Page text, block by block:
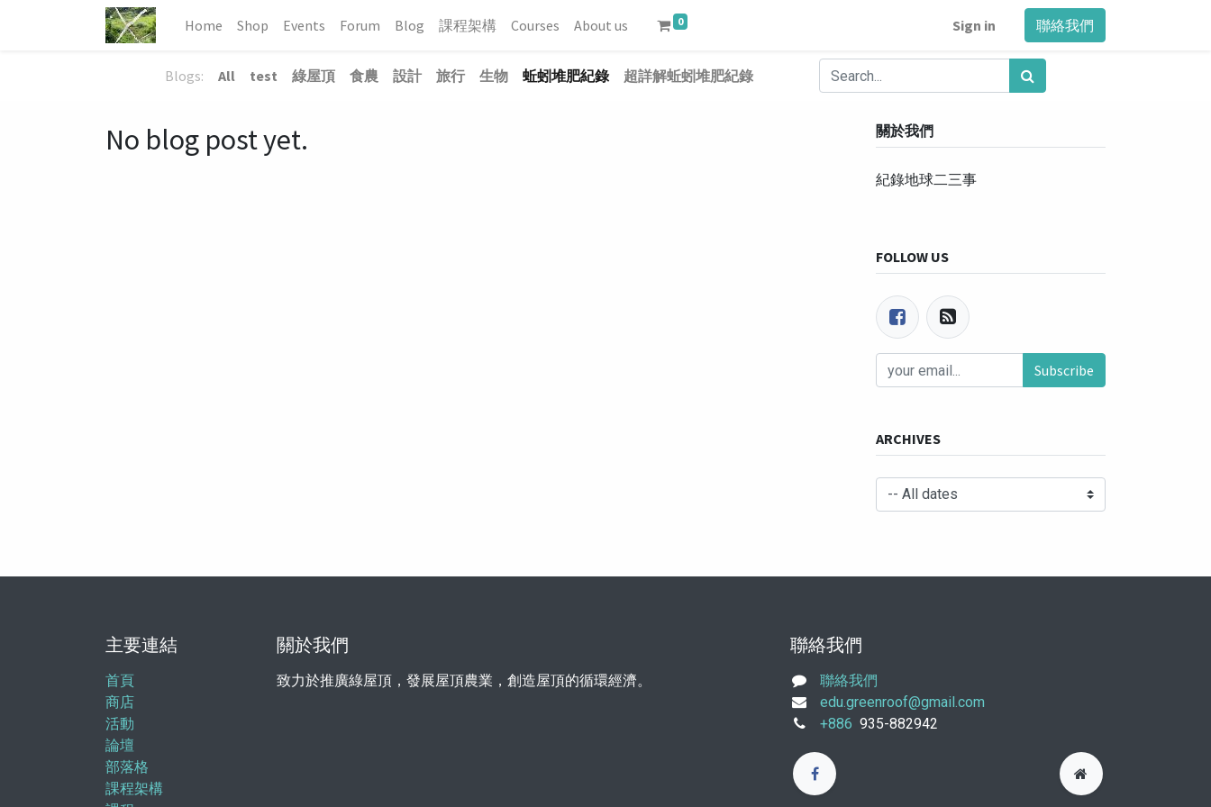
Home Shop Events Forum Blog 課程架構 Courses About us 0 Sign in 聯絡我們
Blogs: All test 綠屋頂 食農 設計 旅行 生物 蚯蚓堆肥紀錄 超詳解蚯蚓堆肥紀錄
No blog post yet. 關於我們
紀錄地球二三事
FOLLOW US
Subscribe
ARCHIVES
主要連結
首頁
商店
活動
論壇
部落格
課程架構
關於我們
致力於推廣綠屋頂，發展屋頂農業，創造屋頂的循環經濟。
聯絡我們
聯絡我們
edu.greenroof@gmail.com
+886 935-882942